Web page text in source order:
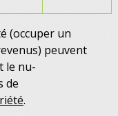
(occuper un
peuvent
le nu-
de
.